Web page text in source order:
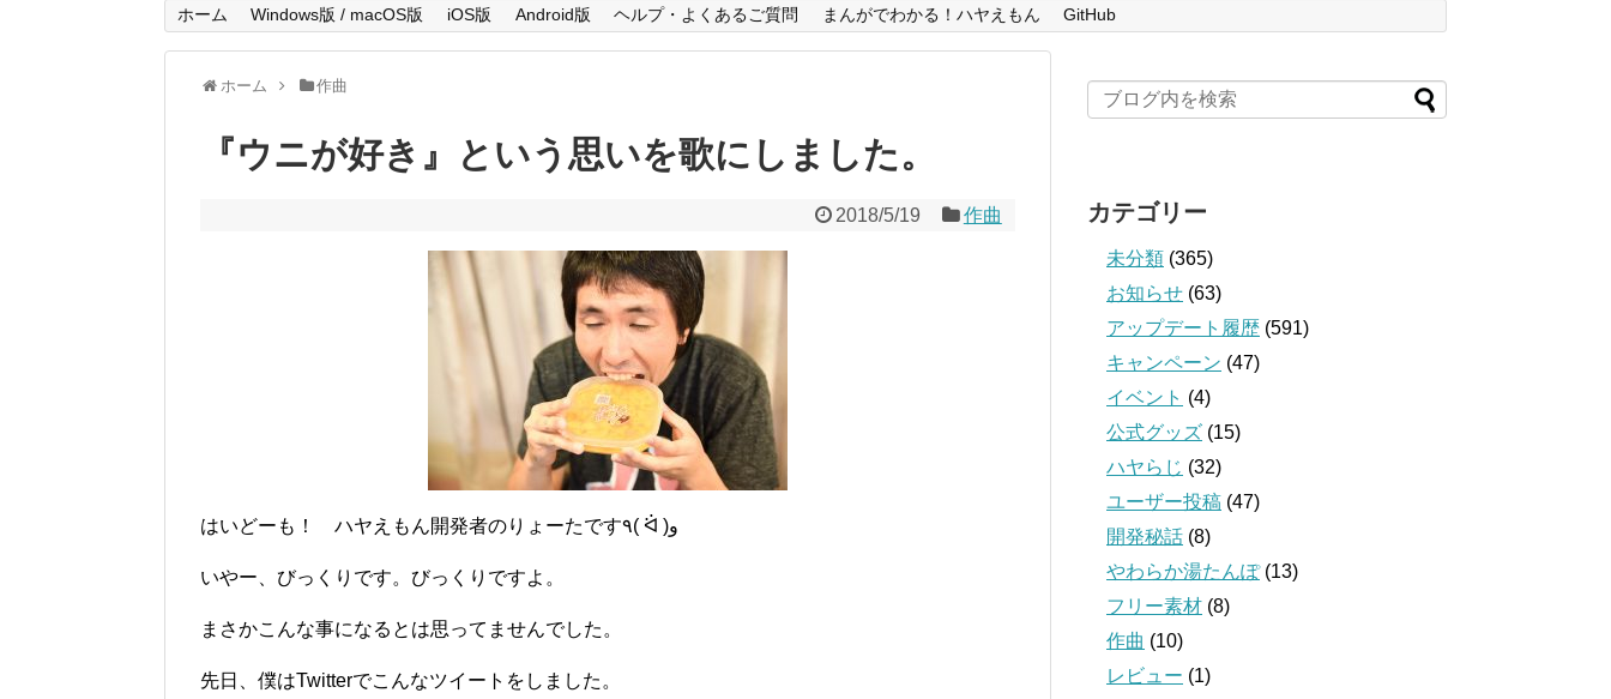
ホーム Windows版 / macOS版 iOS版 Android版 ヘルプ・よくあるご質問 まんがでわかる！ハヤえもん GitHub
ホーム 作曲
『ウニが好き』という思いを歌にしました。
2018/5/19 作曲
はいどーも！ ハヤえもん開発者のりょーたです٩( ᐛ )و
いやー、びっくりです。びっくりですよ。
まさかこんな事になるとは思ってませんでした。
先日、僕はTwitterでこんなツイートをしました。
カテゴリー
未分類 (365)
お知らせ (63)
アップデート履歴 (591)
キャンペーン (47)
イベント (4)
公式グッズ (15)
ハヤらじ (32)
ユーザー投稿 (47)
開発秘話 (8)
やわらか湯たんぽ(13)
フリー素材 (8)
作曲 (10)
レビュー (1)